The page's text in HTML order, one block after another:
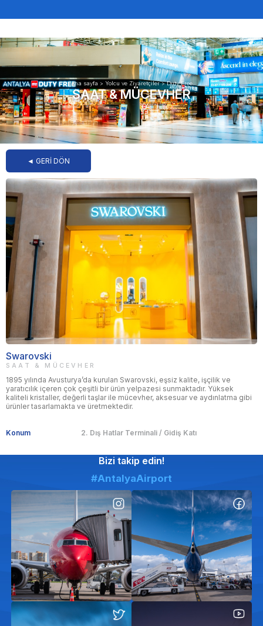
Ana sayfa > Yolcu ve Ziyaretçiler>Duty Free
SAAT & MÜCEVHER
◄ GERİ DÖN
Swarovski
SAAT & MÜCEVHER
1895 yılında Avusturya’da kurulan Swarovski, eşsiz kalite, işçilik ve
yaratıcılık içeren çok çeşitli bir ürün yelpazesi sunmaktadır. Yüksek
kaliteli kristaller, değerli taşlar ile mücevher, aksesuar ve aydınlatma gibi
ürünler tasarlamakta ve üretmektedir.
Konum 2. Dış Hatlar Terminali / Gidiş Katı
Bizi takip edin!
#AntalyaAirport